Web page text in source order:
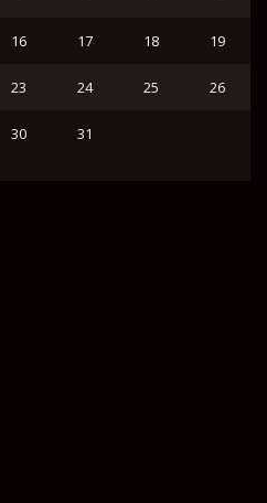
16 17 18 19
23 24 25 26
30 31